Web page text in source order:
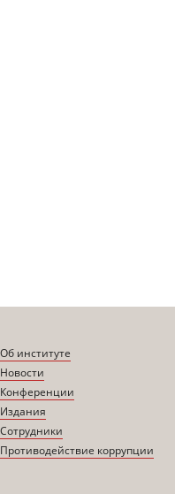
Об институте
Новости
Конференции
Издания
Сотрудники
Противодействие коррупции